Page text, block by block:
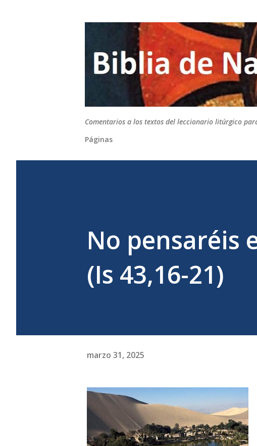
Comentarios a los textos del leccionario litúrgico
Páginas
No pensaréis
(Is 43,16-21)
marzo 31, 2025